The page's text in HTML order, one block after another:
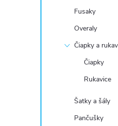
Fusaky
Overaly
Čiapky a
Čiapky
Rukavice
Šatky a šály
Pančušky